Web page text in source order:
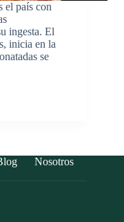
el país con
ingesta. El
inicia en la
se
Nosotros